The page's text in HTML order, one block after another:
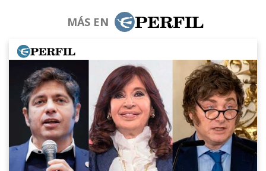
MÁS EN